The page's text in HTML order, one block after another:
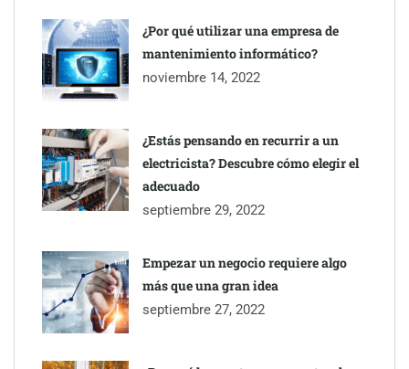
impermeabilización de las viviendas antes de las vacaciones
Servimudanzas supera las 3.000 reseñas con 4,8 estrellas en
mudanzas en Barcelona
¿Por qué utilizar una empresa de
mantenimiento informático?
noviembre 14, 2022
¿Estás pensando en recurrir a un
electricista? Descubre cómo elegir el
adecuado
septiembre 29, 2022
Empezar un negocio requiere algo
más que una gran idea
septiembre 27, 2022